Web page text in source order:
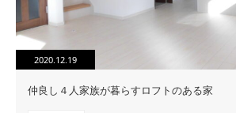
2020.12.19
仲良し４人家族が暮らすロフトのある家